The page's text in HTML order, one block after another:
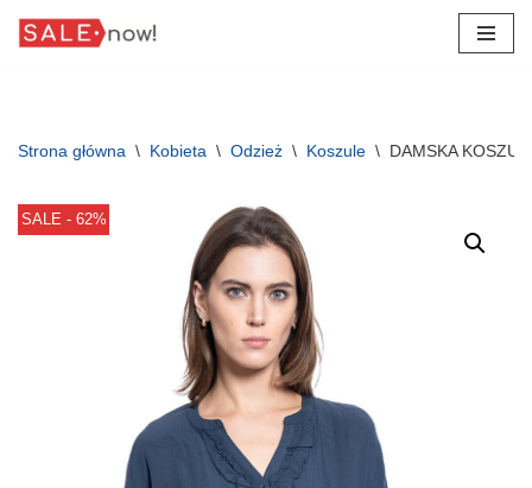
Strona główna \ Kobieta \ Odzież \ Koszule \ DAMSKA
SALE - 62%